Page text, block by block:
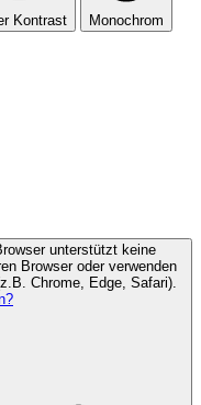
Kontrast Monochrom
unterstützt keine
Browser oder verwenden
Chrome, Edge, Safari).